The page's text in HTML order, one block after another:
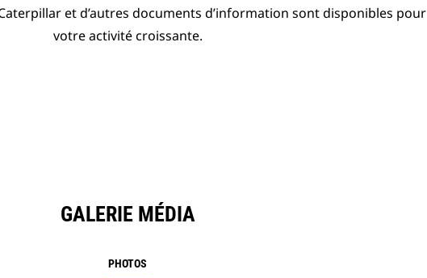
et d’autres documents d’information sont disponibles pour
votre activité croissante.
GALERIE MÉDIA
PHOTOS